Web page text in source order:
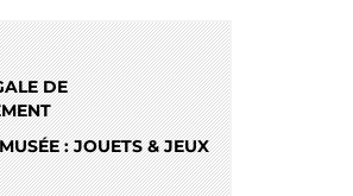
DE
: JOUETS & JEUX